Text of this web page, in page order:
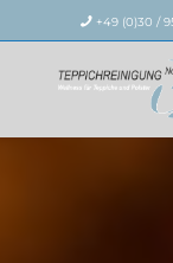
+49 (0)30 /